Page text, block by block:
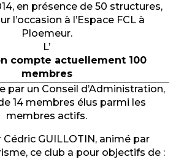
en présence de 50 structures,
l’occasion à l’Espace FCL à
Ploemeur.
L’
compte actuellement 100
membres
par un Conseil d’Administration,
14 membres élus parmi les
membres actifs.
Cédric GUILLOTIN, animé par
ce club a pour objectifs de :